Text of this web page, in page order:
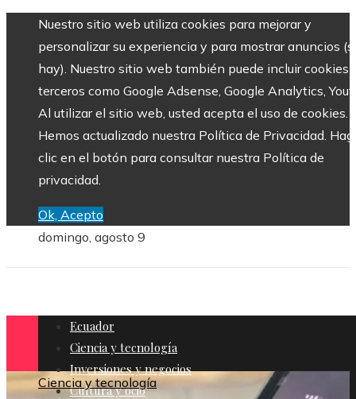
Nuestro sitio web utiliza cookies para mejorar y
personalizar su experiencia y para mostrar anuncios
hay). Nuestro sitio web también puede incluir cookies
terceros como Google Adsense, Google Analytics,
Al utilizar el sitio web, usted acepta el uso de cookies.
Hemos actualizado nuestra Política de Privacidad.
clic en el botón para consultar nuestra Política de
privacidad.
Ok, Acepto
domingo, agosto 9
Ecuador
Ciencia y tecnología
Inversiones y negocios
Cultura y ocio
Ciencia y tecnología